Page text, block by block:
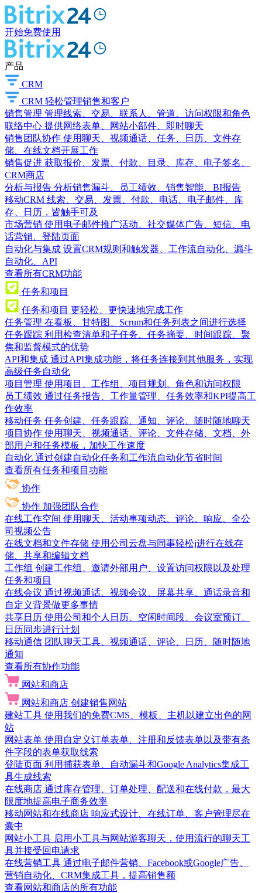
开始免费使用
产品
CRM
CRM 轻松管理销售和客户
销售管理 管理线索、交易、联系人、管道、访问权限和角色
联络中心 提供网络表单、网站小部件、即时聊天
销售团队协作 使用聊天、视频通话、任务、日历、文件存
储、在线文档开展工作
销售促进 获取报价、发票、付款、目录、库存、电子签名、
CRM商店
分析与报告 分析销售漏斗、员工绩效、销售智能、BI报告
移动CRM 线索、交易、发票、付款、电话、电子邮件、库
存、日历，皆触手可及
市场营销 使用电子邮件推广活动、社交媒体广告、短信、电
话营销、登陆页面
自动化与集成 设置CRM规则和触发器、工作流自动化、漏斗
自动化、API
查看所有CRM功能
任务和项目
任务和项目 更轻松、更快速地完成工作
任务管理 在看板、甘特图、Scrum和任务列表之间进行选择
任务跟踪 利用检查清单和子任务、任务摘要、时间跟踪、聚
焦和监督模式的优势
API和集成 通过API集成功能，将任务连接到其他服务，实现
高级任务自动化
项目管理 使用项目、工作组、项目规划、角色和访问权限
员工绩效 通过任务报告、工作量管理、任务效率和KPI提高工
作效率
移动任务 任务创建、任务跟踪、通知、评论、随时随地聊天
项目协作 使用聊天、视频通话、评论、文件存储、文档、外
部用户和任务模板，加快工作速度
自动化 通过创建自动化任务和工作流自动化节省时间
查看所有任务和项目功能
协作
协作 加强团队合作
在线工作空间 使用聊天、活动事项动态、评论、响应、全公
司视频公告
在线文档和文件存储 使用公司云盘与同事轻松j进行在线存
储、共享和编辑文档
工作组 创建工作组、邀请外部用户、设置访问权限以及处理
任务和项目
在线会议 通过视频通话、视频会议、屏幕共享、通话录音和
自定义背景做更多事情
共享日历 使用公司和个人日历、空闲时间段、会议室预订、
日历同步进行计划
移动通信 团队聊天工具、视频通话、评论、日历、随时随地
通知
查看所有协作功能
网站和商店
网站和商店 创建销售网站
建站工具 使用我们的免费CMS、模板、主机以建立出色的网
站
网站表单 使用自定义订单表单、注册和反馈表单以及带有条
件字段的表单获取线索
登陆页面 利用捕获表单、自动漏斗和Google Analytics集成工
具生成线索
在线商店 通过库存管理、订单处理、配送和在线付款，最大
限度地提高电子商务效率
移动网站和在线商店 响应式设计、在线订单、客户管理尽在
囊中
网站小工具 启用小工具与网站游客聊天，使用流行的聊天工
具并接受回电请求
在线营销工具 通过电子邮件营销、Facebook或Google广告、
营销自动化、CRM集成工具，提高销售额
查看网站和商店的所有功能